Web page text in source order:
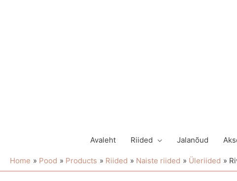
Avaleht Riided Jalanõud
Home Pood Products Riided Naiste riided Üleriided